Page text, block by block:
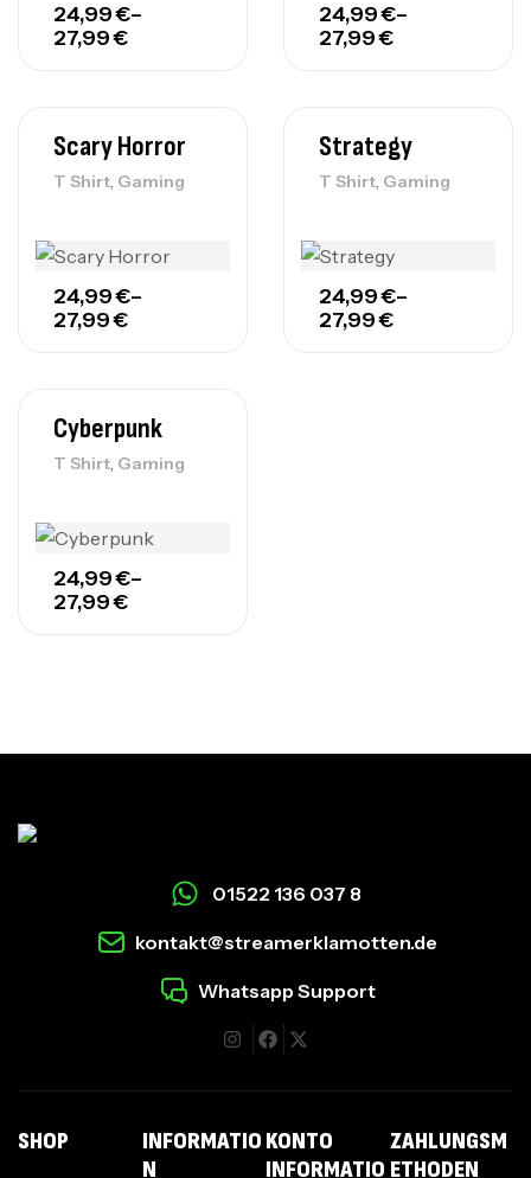
24,99€–
27,99€
24,99€–
27,99€
Scary Horror
T Shirt, Gaming
24,99€–
27,99€
Strategy
T Shirt, Gaming
24,99€–
27,99€
Cyberpunk
T Shirt, Gaming
24,99€–
27,99€
01522 136 037 8
kontakt@streamerklamotten.de
Whatsapp Support
SHOP
INFORMATIO
N
KONTO
INFORMATIO
ZAHLUNGSM
ETHODEN